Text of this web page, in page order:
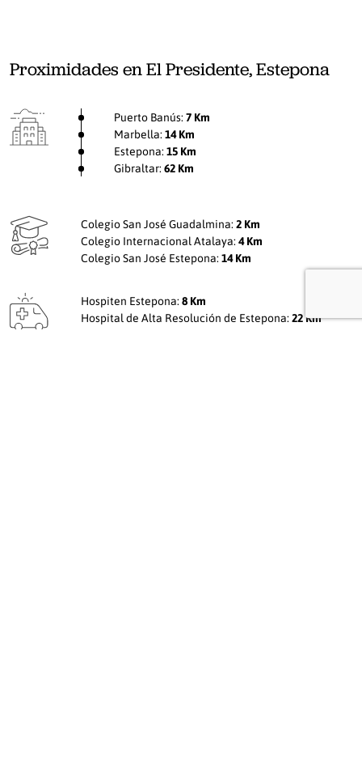
Proximidades en El Presidente, Estepona
Puerto Banús: 7 Km
Marbella: 14 Km
Estepona: 15 Km
Gibraltar: 62 Km
Colegio San José Guadalmina: 2 Km
Colegio Internacional Atalaya: 4 Km
Colegio San José Estepona: 14 Km
Hospiten Estepona: 8 Km
Hospital de Alta Resolución de Estepona: 22 Km